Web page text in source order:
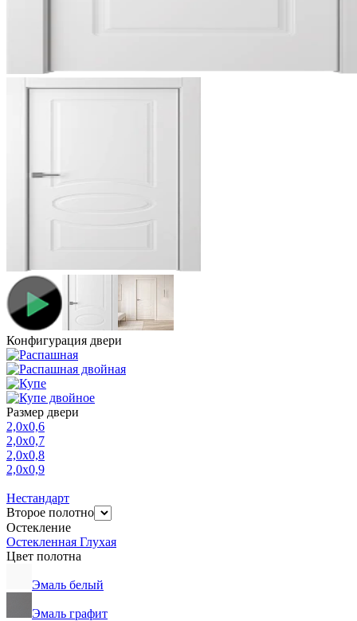
Конфигурация двери
Размер двери
2,0х0,6
2,0х0,7
2,0х0,8
2,0х0,9
Нестандарт
Второе полотно
Остекление
Остекленная Глухая
Цвет полотна
Эмаль белый
Эмаль графит